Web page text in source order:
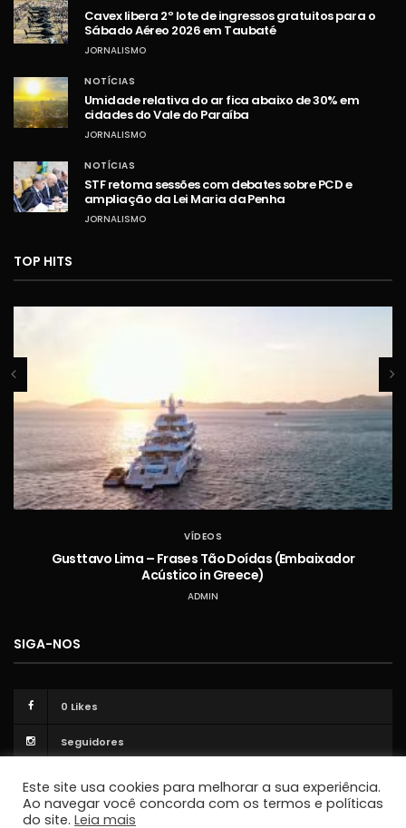
Cavex libera 2º lote de ingressos gratuitos para o
Sábado Aéreo 2026 em Taubaté
JORNALISMO
NOTÍCIAS
Umidade relativa do ar fica abaixo de 30% em
cidades do Vale do Paraíba
JORNALISMO
NOTÍCIAS
STF retoma sessões com debates sobre PCD e
ampliação da Lei Maria da Penha
JORNALISMO
TOP HITS
VÍDEOS
Gusttavo Lima – Frases Tão Doídas (Embaixador
Acústico in Greece)
ADMIN
SIGA-NOS
0 Likes
Seguidores
Este site usa cookies para melhorar a sua experiência.
Ao navegar você concorda com os termos e políticas
do site. Leia mais